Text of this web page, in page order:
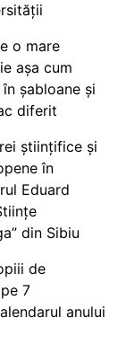
o mare
așa cum
șabloane și
diferit
științifice și
în
Eduard
din Sibiu
de
7
anului